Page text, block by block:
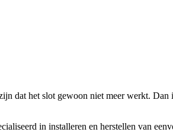
dat het slot gewoon niet meer werkt.
in installeren en herstellen van